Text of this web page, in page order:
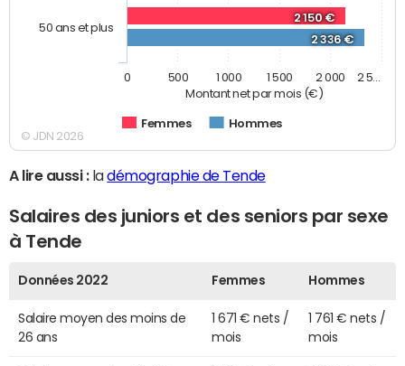
Montant net par mois (€)
2 150 €
2 336 €
Femmes Hommes
50 ans et plus
0 500 1 000 1 500 2 000 2 5…
© JDN 2026
A lire aussi :ladémographie de Tende
Salaires des juniors et des seniors par sexe
à Tende
Données 2022 Femmes Hommes
Salaire moyen des moins de
26 ans
1 671 € nets /
mois
1 761 € nets /
mois